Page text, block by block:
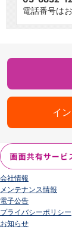
電話番号は
イ
会社情報
メンテナンス情報
電子公告
プライバシーポリシー
お知らせ